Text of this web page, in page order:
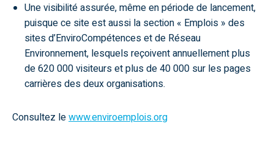
Une visibilité assurée, même en période de lancement,
puisque ce site est aussi la section « Emplois » des
sites d’EnviroCompétences et de Réseau
Environnement, lesquels reçoivent annuellement plus
de 620 000 visiteurs et plus de 40 000 sur les pages
carrières des deux organisations.
Consultez lewww.enviroemplois.org